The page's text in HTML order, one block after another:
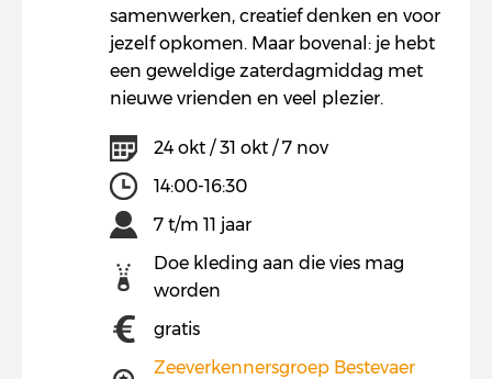
samenwerken, creatief denken en voor
jezelf opkomen. Maar bovenal: je hebt
een geweldige zaterdagmiddag met
nieuwe vrienden en veel plezier.
24 okt / 31 okt / 7 nov
14:00-16:30
7 t/m 11 jaar
Doe kleding aan die vies mag
worden
gratis
Zeeverkennersgroep Bestevaer